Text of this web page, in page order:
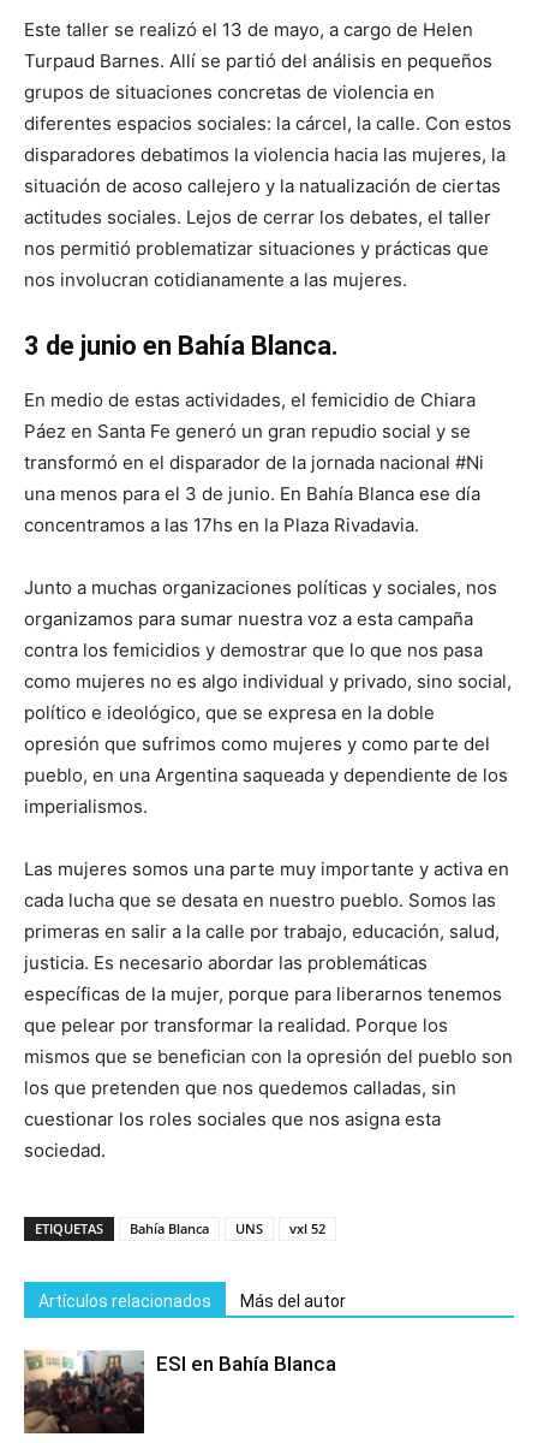
Este taller se realizó el 13 de mayo, a cargo de Helen
Turpaud Barnes. Allí se partió del análisis en pequeños
grupos de situaciones concretas de violencia en
diferentes espacios sociales: la cárcel, la calle. Con estos
disparadores debatimos la violencia hacia las mujeres, la
situación de acoso callejero y la natualización de ciertas
actitudes sociales. Lejos de cerrar los debates, el taller
nos permitió problematizar situaciones y prácticas que
nos involucran cotidianamente a las mujeres.
3 de junio en Bahía Blanca.
En medio de estas actividades, el femicidio de Chiara
Páez en Santa Fe generó un gran repudio social y se
transformó en el disparador de la jornada nacional #Ni
una menos para el 3 de junio. En Bahía Blanca ese día
concentramos a las 17hs en la Plaza Rivadavia.
Junto a muchas organizaciones políticas y sociales, nos
organizamos para sumar nuestra voz a esta campaña
contra los femicidios y demostrar que lo que nos pasa
como mujeres no es algo individual y privado, sino social,
político e ideológico, que se expresa en la doble
opresión que sufrimos como mujeres y como parte del
pueblo, en una Argentina saqueada y dependiente de los
imperialismos.
Las mujeres somos una parte muy importante y activa en
cada lucha que se desata en nuestro pueblo. Somos las
primeras en salir a la calle por trabajo, educación, salud,
justicia. Es necesario abordar las problemáticas
específicas de la mujer, porque para liberarnos tenemos
que pelear por transformar la realidad. Porque los
mismos que se benefician con la opresión del pueblo son
los que pretenden que nos quedemos calladas, sin
cuestionar los roles sociales que nos asigna esta
sociedad.
ETIQUETAS Bahía Blanca UNS vxl 52
Artículos relacionados Más del autor
ESI en Bahía Blanca